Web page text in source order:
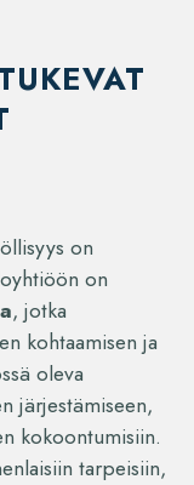
on
on
, jotka
kohtaamisen ja
oleva
järjestämiseen,
kokoontumisiin.
tarpeisiin,